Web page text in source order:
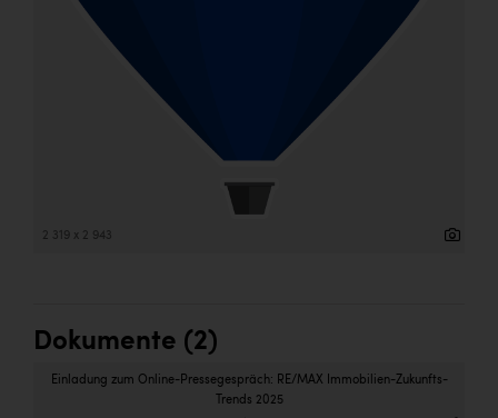
2 319 x 2 943
Dokumente (2)
Einladung zum Online-Pressegespräch: RE/MAX Immobilien-Zukunfts-
Trends 2025